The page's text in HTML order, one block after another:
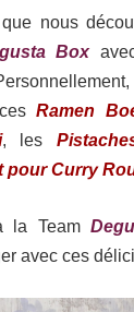
nous
Box
cesRamen
, les
pour Curry
la Team
avec ces